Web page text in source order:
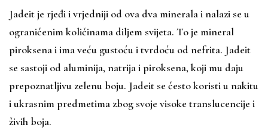
Jadeit je rjeđi i vrjedniji od ova dva minerala i nalazi se u
ograničenim količinama diljem svijeta. To je mineral
piroksena i ima veću gustoću i tvrdoću od nefrita. Jadeit
se sastoji od aluminija, natrija i piroksena, koji mu daju
prepoznatljivu zelenu boju. Jadeit se često koristi u nakitu
i ukrasnim predmetima zbog svoje visoke translucencije i
živih boja.